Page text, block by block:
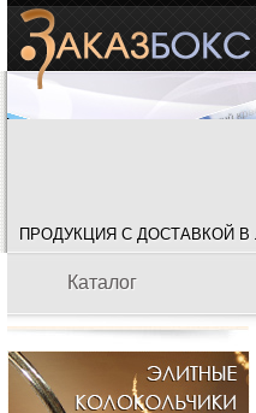
ПРОДУКЦИЯ С ДОСТАВКОЙ
Каталог